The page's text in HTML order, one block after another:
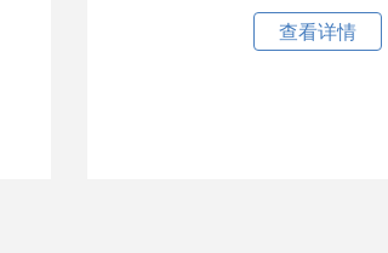
查看详情